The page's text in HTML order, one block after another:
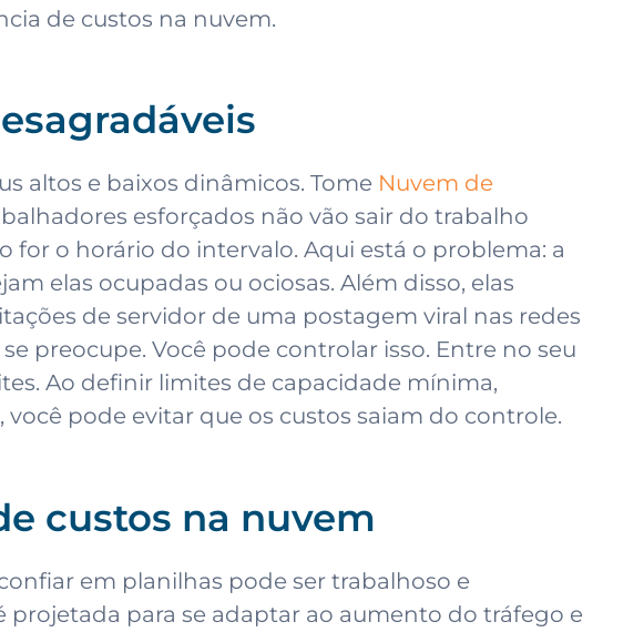
de custos na nuvem.
altos e baixos dinâmicos. Tome Nuvem de
esforçados não vão sair do trabalho
for o horário do intervalo. Aqui está o problema: a
elas ocupadas ou ociosas. Além disso, elas
de servidor de uma postagem viral nas redes
preocupe. Você pode controlar isso. Entre no seu
Ao definir limites de capacidade mínima,
pode evitar que os custos saiam do controle.
custos na nuvem
em planilhas pode ser trabalhoso e
projetada para se adaptar ao aumento do tráfego e